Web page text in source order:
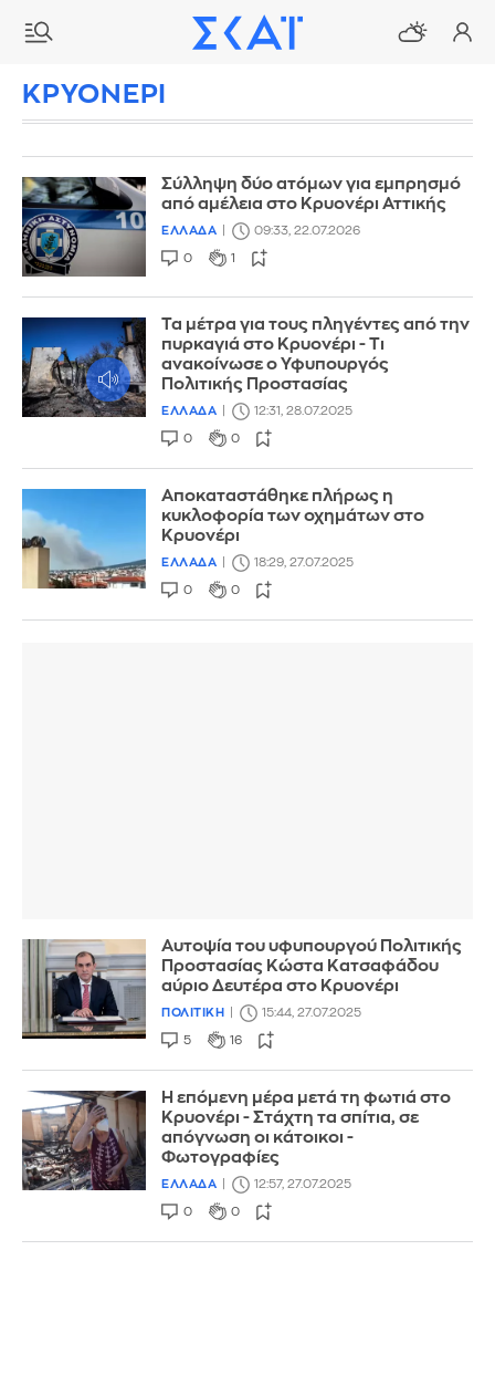
ΚΡΥΟΝΕΡΙ
Σύλληψη δύο ατόμων για εμπρησμό
από αμέλεια στο Κρυονέρι Αττικής
ΕΛΛΑΔΑ 09:33, 22.07.2026
0 1
Τα μέτρα για τους πληγέντες από την
πυρκαγιά στο Κρυονέρι - Τι
ανακοίνωσε ο Υφυπουργός
Πολιτικής Προστασίας
ΕΛΛΑΔΑ 12:31, 28.07.2025
0 0
Αποκαταστάθηκε πλήρως η
κυκλοφορία των οχημάτων στο
Κρυονέρι
ΕΛΛΑΔΑ 18:29, 27.07.2025
0 0
Αυτοψία του υφυπουργού Πολιτικής
Προστασίας Κώστα Κατσαφάδου
αύριο Δευτέρα στο Κρυονέρι
ΠΟΛΙΤΙΚΗ 15:44, 27.07.2025
5 16
Η επόμενη μέρα μετά τη φωτιά στο
Κρυονέρι - Στάχτη τα σπίτια, σε
απόγνωση οι κάτοικοι -
Φωτογραφίες
ΕΛΛΑΔΑ 12:57, 27.07.2025
0 0